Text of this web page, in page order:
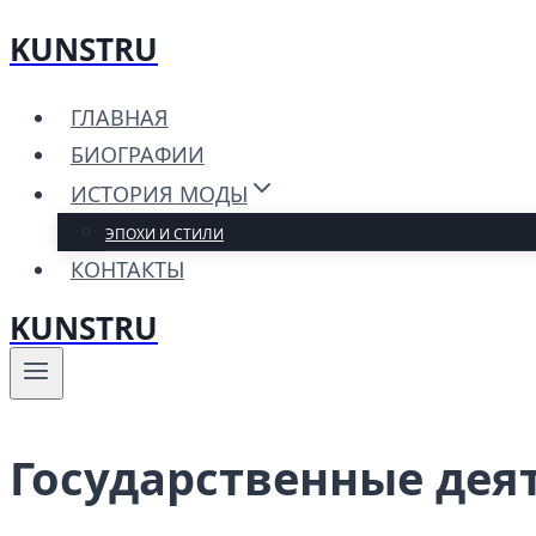
Перейти
содержимому
KUNSTRU
ГЛАВНАЯ
БИОГРАФИИ
ИСТОРИЯ МОДЫ
ЭПОХИ И СТИЛИ
КОНТАКТЫ
KUNSTRU
Государственные